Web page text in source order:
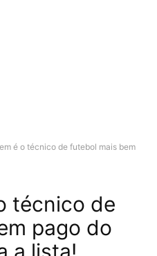
é o técnico de futebol mais bem
técnico de
pago do